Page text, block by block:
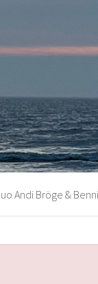
Andi Bröge &